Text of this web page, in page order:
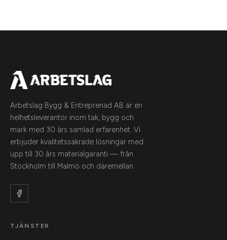
Arbetslag Bygg & Entreprenad AB är en
helhetsleverantör inom tak, bygg och
mark med 30 års samlad erfarenhet. Vi
erbjuder kvalitetssäkrade lösningar med
upp till 30 års materialgaranti — från
Stockholm till Malmö och däremellan.
TJÄNSTER